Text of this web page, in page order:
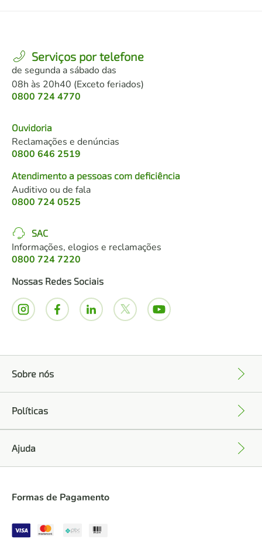
Serviços por telefone
de segunda a sábado das
08h às 20h40 (Exceto feriados)
0800 724 4770
Ouvidoria
Reclamações e denúncias
0800 646 2519
Atendimento a pessoas com deficiência
Auditivo ou de fala
0800 724 0525
SAC
Informações, elogios e reclamações
0800 724 7220
Nossas Redes Sociais
Sobre nós
Políticas
Ajuda
Formas de Pagamento